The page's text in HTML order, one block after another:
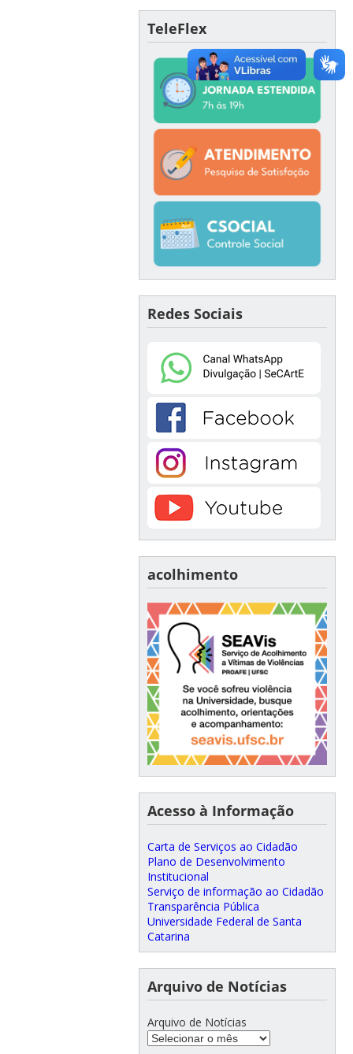
TeleFlex
Redes Sociais
acolhimento
Acesso à Informação
Carta de Serviços ao Cidadão
Plano de Desenvolvimento
Institucional
Serviço de informação ao Cidadão
Transparência Pública
Universidade Federal de Santa
Catarina
Arquivo de Notícias
Arquivo de Notícias